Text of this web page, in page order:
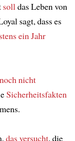
solldas Leben von
sagt, dass es
ein Jahr
noch nicht
Sicherheitsfakten
das versucht, die